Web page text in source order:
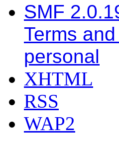
SMF
Terms
personal
XHTML
RSS
WAP2